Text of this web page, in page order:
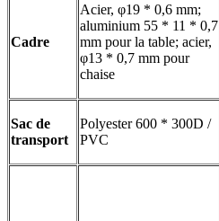
Cadre
Acier, φ19 * 0,6 mm;
aluminium 55 * 11 * 0,7
mm pour la table; acier,
φ13 * 0,7 mm pour
chaise
Sac de
transport
Polyester 600 * 300D /
PVC